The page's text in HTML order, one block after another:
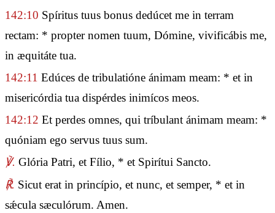
142:10 Spíritus tuus bonus dedúcet me in terram
rectam: * propter nomen tuum, Dómine, vivificábis me,
in æquitáte tua.
142:11 Edúces de tribulatióne ánimam meam: * et in
misericórdia tua dispérdes inimícos meos.
142:12 Et perdes omnes, qui tríbulant ánimam meam: *
quóniam ego servus tuus sum.
℣. Glória Patri, et Fílio, * et Spirítui Sancto.
℟. Sicut erat in princípio, et nunc, et semper, * et in
sǽcula sæculórum. Amen.